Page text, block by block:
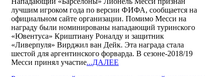
лучшим игроком года по версии ФИФА, сообщается на
официальном сайте организации. Помимо Месси на
награду были номинированы нападающий туринского
«Ювентуса» Криштиану Роналду и защитник
«Ливерпуля» Вирджил ван Дейк. Эта награда стала
шестой для аргентинского форварда. В сезоне-2018/19
Месси принял участие...ДАЛЕЕ